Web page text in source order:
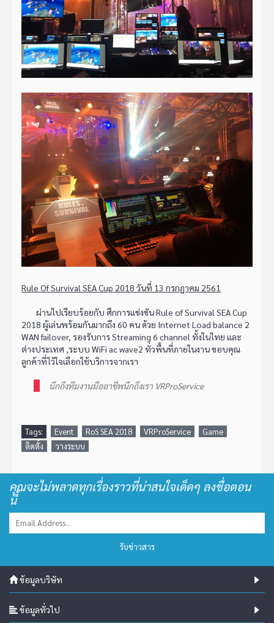
Rule Of Survival SEA Cup 2018 วันที่ 13 กรกฎาคม 2561
ผ่านไปเรียบร้อยกับ ศึกการแข่งขัน Rule of Survival SEA Cup
2018 ผู้เล่นพร้อมกันมากถึง 60 คน ด้วย Internet Load balance 2
WAN failover, รองรับการ Streaming 6 channel ทั้งในไทย และ
ต่างประเทศ ,ระบบ WiFi ac wave2 ทั่วพื้นที่ภายในงาน ขอบคุณ
ลูกค้าที่ไว้ใจเลือกใช้บริการจากเรา
นึกถึงทีมงานมืออาชีพนึกถึงเรา VRProService
Tags: Event RoS SEA 2018 VRProService
Game
ติดตั้ง
วางระบบ
คุณจะไม่พลาดทุกเรื่องราวที่น่าสนใจเด็ดๆ ลงชื่อตอน
นี้
รับข่าวสาร
ข้อมูลบริษัท
ข้อมูลทั่วไป